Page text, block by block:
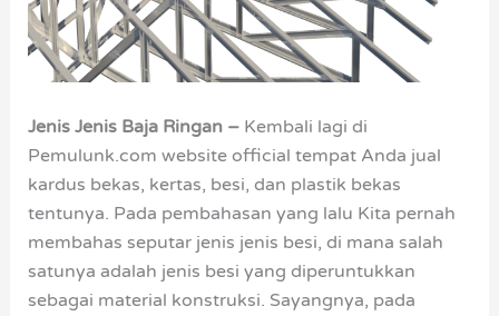
Jenis Jenis Baja Ringan – Kembali lagi di
Pemulunk.com website official tempat Anda jual
kardus bekas, kertas, besi, dan plastik bekas
tentunya. Pada pembahasan yang lalu Kita pernah
membahas seputar jenis jenis besi, di mana salah
satunya adalah jenis besi yang diperuntukkan
sebagai material konstruksi. Sayangnya, pada